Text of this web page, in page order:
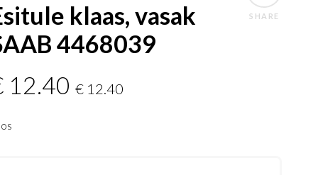
SHARE
klaas, vasak
4468039
12.40 €12.40